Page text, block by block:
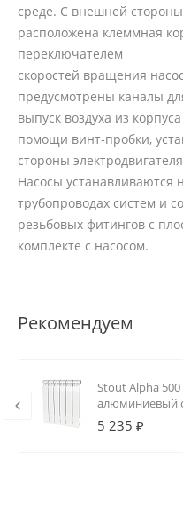
среде. С внешней стороны
расположена клеммная
переключателем
скоростей вращения
предусмотрены каналы
выпуск воздуха из
помощи винт-пробки,
стороны
Насосы устанавливаются
трубопроводах систем и
резьбовых фитингов с
комплекте с насосом.
Рекомендуем
Stout Alpha
алюминиевый
5 235 ₽